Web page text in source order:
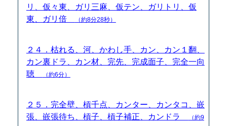
リ、仮々東、ガリ三麻、仮テン、ガリトリ、仮
東、ガリ倍
（約8分28秒）
２４．枯れる、河、かわし手、カン、カン１翻、
カン裏ドラ、カン材、完先、完成面子、完全一向
聴
（約6分）
２５．完全壁、槓千点、カンター、カンタコ、嵌
張、嵌張待ち、槓子、槓子補正、カンドラ
（約9